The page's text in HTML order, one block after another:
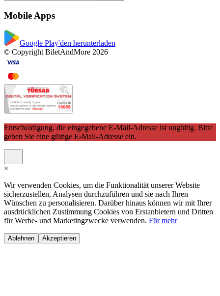
Mobile Apps
Google Play'den herunterladen
© Copyright BiletAndMore 2026
Entschuldigung, die eingegebene E-Mail-Adresse ist ungültig. Bitte
geben Sie eine gültige E-Mail-Adresse ein.
×
Wir verwenden Cookies, um die Funktionalität unserer Website
sicherzustellen, Analysen durchzuführen und sie nach Ihren
Wünschen zu personalisieren. Darüber hinaus können wir mit Ihrer
ausdrücklichen Zustimmung Cookies von Erstanbietern und Dritten
für Werbe- und Marketingzwecke verwenden. Für mehr
Ablehnen Akzeptieren